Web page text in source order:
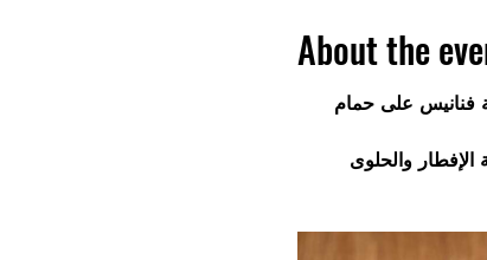
About the
فنانيس على حمام
الإفطار والحلوى